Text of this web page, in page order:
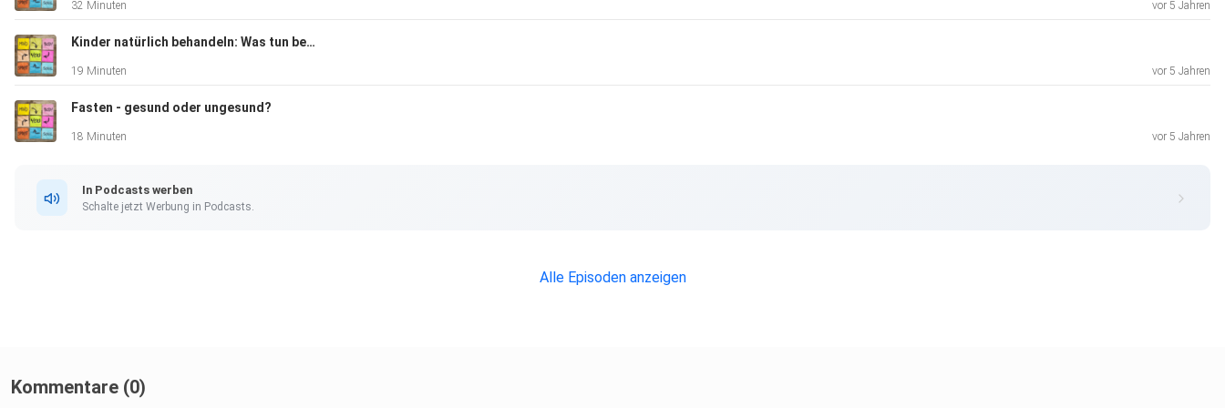
32 Minuten vor 5 Jahren
Kinder natürlich behandeln: Was tun bei Mittelohrentzündung?
19 Minuten vor 5 Jahren
Fasten - gesund oder ungesund?
18 Minuten vor 5 Jahren
In Podcasts werben
Schalte jetzt Werbung in Podcasts.
Alle Episoden anzeigen
Kommentare (0)